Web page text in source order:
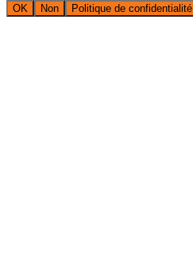
OK Non Politique de confidentialité